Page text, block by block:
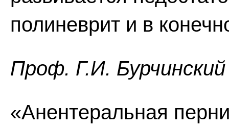
полиневрит и в
Проф. Г.И. Бурчинский
«Анентеральная